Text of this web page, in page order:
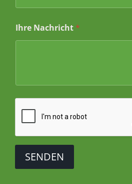
*
h
Ihre Nachricht *
SENDEN